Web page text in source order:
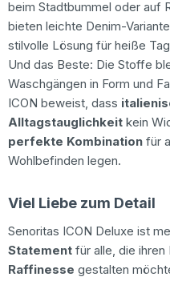
beim Stadtbummel oder auf
bieten leichte Denim-
stilvolle Lösung für heiße
Und das Beste: Die Stoffe
Waschgängen in Form und
ICON beweist, dass
Alltagstauglichkeit kein
perfekte Kombination für
Wohlbefinden legen.
Viel Liebe zum Detail
Senoritas ICON Deluxe ist
Statement für alle, die ihren
Raffinesse gestalten